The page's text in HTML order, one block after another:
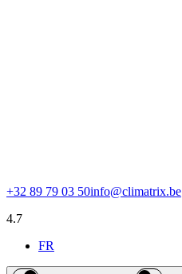
+32 89 79 03 50info@climatrix.be
4.7
FR